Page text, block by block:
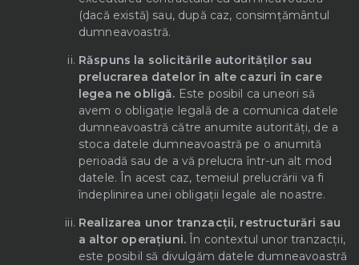
(dacă există) sau, după caz, consimțământul
dumneavoastră.
Răspuns la solicitările autorităților sau
prelucrarea datelor în alte cazuri în care
legea ne obligă. Este posibil ca uneori să
avem o obligație legală de a comunica datele
dumneavoastră către anumite autorități, de a
stoca datele dumneavoastră pe o anumită
perioadă sau de a vă prelucra într-un alt mod
datele. În acest caz, temeiul prelucrării va fi
îndeplinirea unei obligații legale ale noastre.
Realizarea unor tranzacții, restructurări sau
a altor operațiuni. În contextul unor tranzacții,
este posibil să divulgăm datele dumneavoastră